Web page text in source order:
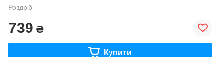
Роздріб
739 ₴
Купити